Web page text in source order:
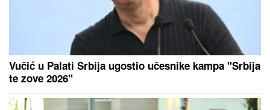
"Ne daj Bože da meni dete kaže nešto ružno! Ja sam
dece, o ovome nikada nije pričala